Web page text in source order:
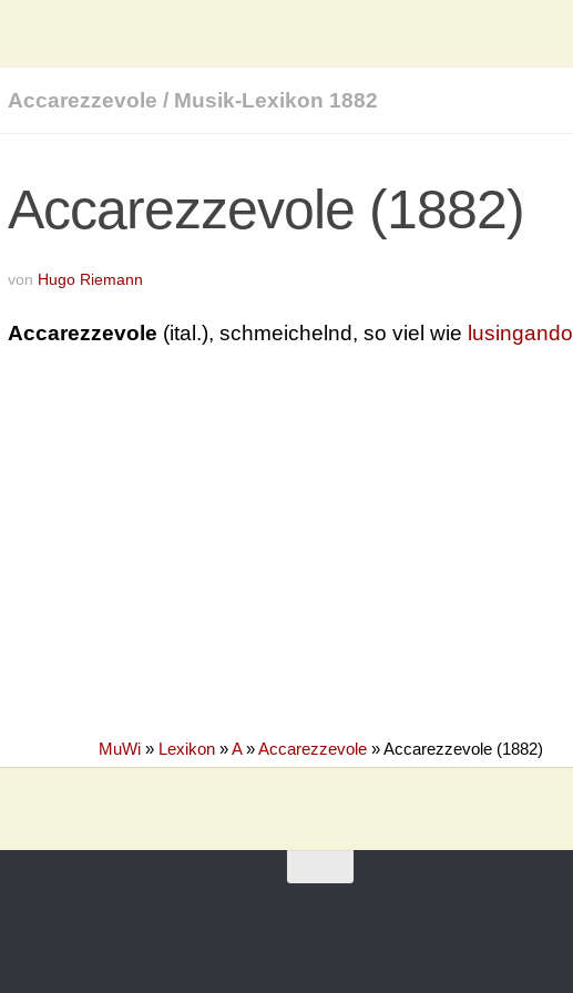
Accarezzevole / Musik-Lexikon 1882
Accarezzevole (1882)
von Hugo Riemann
Accarezzevole (ital.), schmeichelnd, so viel wie lusingando
MuWi» Lexikon»A»Accarezzevole»Accarezzevole (1882)